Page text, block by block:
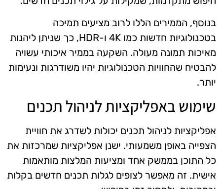
בנוסף, הממירים הללו לרוב מציעים תמיכה
בטכנולוגיות חדשות כמו 4K ו-HDR, כך שניתן ליהנות
מאיכות תמונה מעולה. השקעה בממיר איכותי עשויה
להבטיח שהחוויות הטכנולוגיות יהיו משודרגות ונעימות
יותר.
שימוש באפליקציות לניהול תכנים
אפליקציות לניהול תכנים יכולות לשדרג את חוויית
הצפייה באופן משמעותי. ישנן אפליקציות שמרכזות את
כל התוכן בממשק אחד ומציעות המלצות מותאמות
אישית. זה מאפשר לצופים לגלות תכנים חדשים בקלות